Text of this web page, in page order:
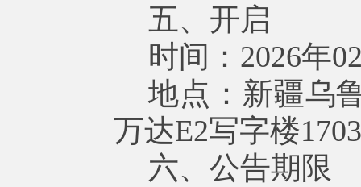
五、开启
时间：2026年
地点：新疆乌
万达E2写字楼
六、公告期限